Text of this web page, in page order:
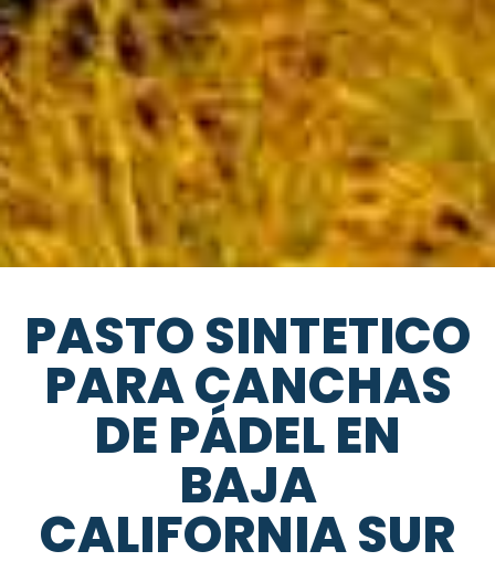
PASTO SINTETICO
PARA CANCHAS
DE PÁDEL EN
BAJA
CALIFORNIA SUR